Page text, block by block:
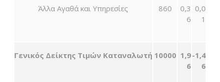
Άλλα Αγαθά και Υπηρεσίες 860
0,3
6
0,0
1
Γενικός Δείκτης Τιμών Καταναλωτή 10000 1,9
6
-1,4
6